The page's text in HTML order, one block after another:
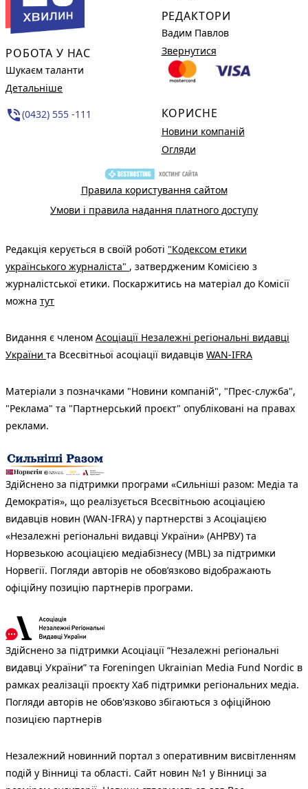
РОБОТА У НАС
Шукаєм таланти
Детальніше
phone_in_talk(0432) 555 -111
РЕДАКТОРИ
Вадим Павлов
Звернутися
КОРИСНЕ
Новини компаній
Огляди
Правила користування сайтом
Умови і правила надання платного доступу
Редакція керується в своїй роботі "Кодексом етики
українського журналіста" , затвердженим Комісією з
журналістської етики. Поскаржитись на матеріал до Комісії
можна тут
Видання є членом Асоціації Незалежні регіональні видавці
України та Всесвітньої асоціації видавців WAN-IFRA
Матеріали з позначками "Новини компаній", "Прес-служба",
"Реклама" та "Партнерський проєкт" опубліковані на правах
реклами.
Здійснено за підтримки програми «Сильніші разом: Медіа та
Демократія», що реалізується Всесвітньою асоціацією
видавців новин (WAN-IFRA) у партнерстві з Асоціацією
«Незалежні регіональні видавці України» (АНРВУ) та
Норвезькою асоціацією медіабізнесу (MBL) за підтримки
Норвегії. Погляди авторів не обов’язково відображають
офіційну позицію партнерів програми.
Здійснено за підтримки Асоціації “Незалежні регіональні
видавці України” та Foreningen Ukrainian Media Fund Nordic в
рамках реалізації проєкту Хаб підтримки регіональних медіа.
Погляди авторів не обов'язково збігаються з офіційною
позицією партнерів
Незалежний новинний портал з оперативним висвітленням
подій у Вінниці та області. Сайт новин №1 у Вінниці за